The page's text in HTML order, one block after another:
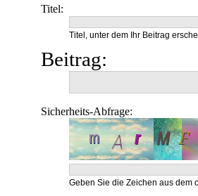
Titel:
Titel, unter dem Ihr Beitrag
Beitrag:
Sicherheits-Abfrage:
Geben Sie die Zeichen aus dem